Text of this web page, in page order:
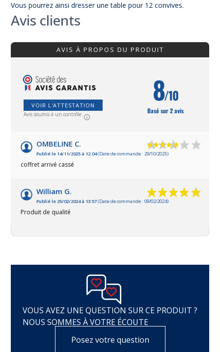
Vous pourrez ainsi dresser une table pour 12 convives.
Avis clients
AVIS À PROPOS DU PRODUIT
VOIR L'ATTESTATION
Avis soumis à un contrôle
8/10
Basé sur 2 avis
OMBELINE C.
Publié le 14/11/2025 à 12:04(Date de commande : 29/10/2025)
coffret arrivé cassé
William G.
Publié le 25/02/2024 à 13:57(Date de commande : 09/02/2024)
Produit de qualité
VOUS AVEZ UNE QUESTION SUR CE PRODUIT ?
NOUS SOMMES À VOTRE ÉCOUTE
Posez votre question